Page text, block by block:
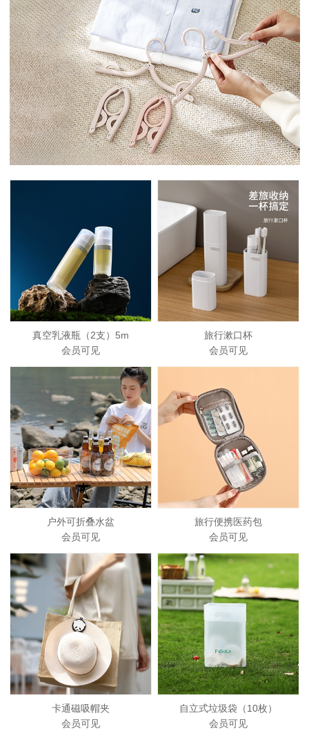
真空乳液瓶（2支）5m
会员可见
旅行漱口杯
会员可见
户外可折叠水盆
会员可见
旅行便携医药包
会员可见
卡通磁吸帽夹
会员可见
自立式垃圾袋（10枚）
会员可见